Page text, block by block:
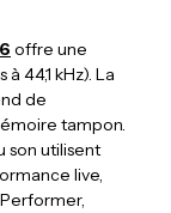
offre une
44,1 kHz). La
de
tampon.
son utilisent
live,